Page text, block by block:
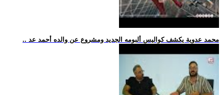
.. محمد عدوية يكشف كواليس ألبومه الجديد ومشروع عن والده أحمد عد